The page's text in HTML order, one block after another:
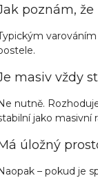
poznám,
masiv vždy
nutně.
jako masivní
úložný
– pokud je